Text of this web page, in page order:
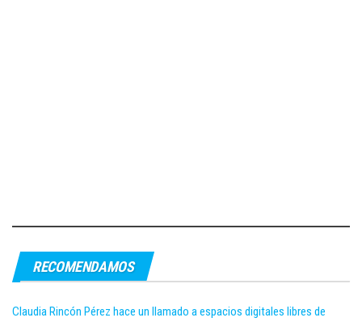
RECOMENDAMOS
Claudia Rincón Pérez hace un llamado a espacios digitales libres de